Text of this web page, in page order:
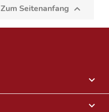
Zum Seitenanfang 

